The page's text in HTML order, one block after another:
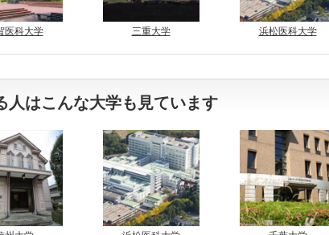
医科大学 三重大学 浜松医科大学
人はこんな大学も見ています